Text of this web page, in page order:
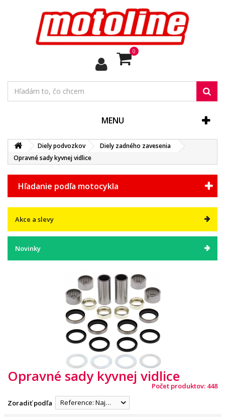
0
MENU
Diely podvozkov
Diely zadného zavesenia
Opravné sady kyvnej vidlice
Hľadanie podľa motocykla
Akce a slevy
Novinky
Opravné sady kyvnej vidlice
Počet produktov: 448
Zoradiť podľa
Reference: Najnižšia